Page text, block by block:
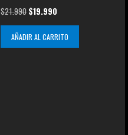
$21.990 El
precio
original
era:
$19.990El
precio
actual
es:
AÑADIR AL CARRITO